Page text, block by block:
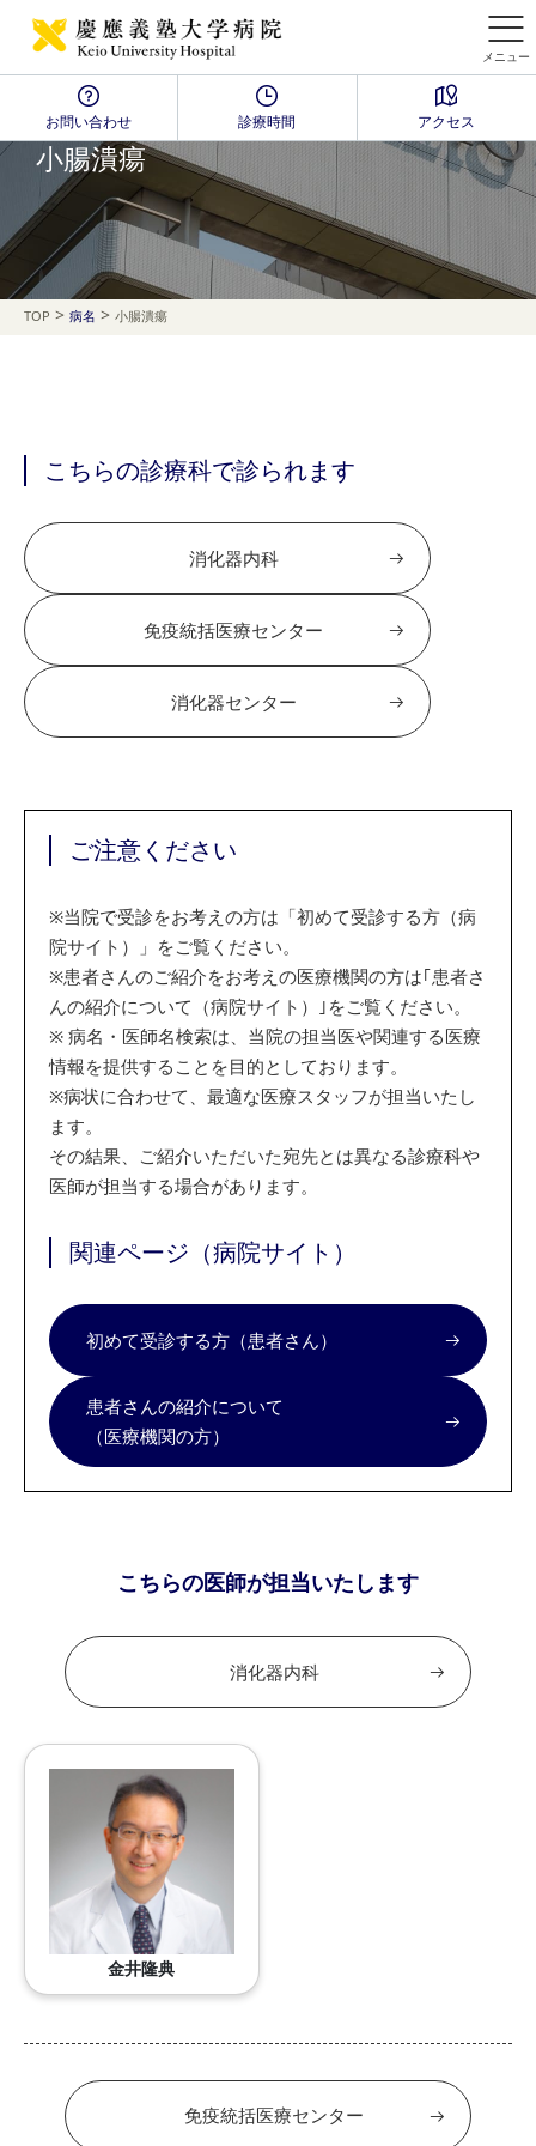
メニュー
お問い合わせ 診療時間 アクセス
Disease Name Search
小腸潰瘍
TOP > 病名 > 小腸潰瘍
こちらの診療科で診られます
消化器内科
免疫統括医療センター
消化器センター
ご注意ください
※当院で受診をお考えの方は「初めて受診する方（病
院サイト）」をご覧ください。
※患者さんのご紹介をお考えの医療機関の方は｢患者さ
んの紹介について（病院サイト）｣をご覧ください。
※ 病名・医師名検索は、当院の担当医や関連する医療
情報を提供することを目的としております。
※病状に合わせて、最適な医療スタッフが担当いたし
ます。
その結果、ご紹介いただいた宛先とは異なる診療科や
医師が担当する場合があります。
関連ページ（病院サイト）
初めて受診する方（患者さん）
患者さんの紹介について
（医療機関の方）
こちらの医師が担当いたします
消化器内科
金井隆典
免疫統括医療センター